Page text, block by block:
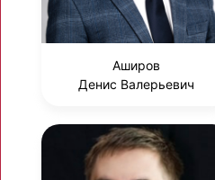
Аширов
Денис Валерьевич